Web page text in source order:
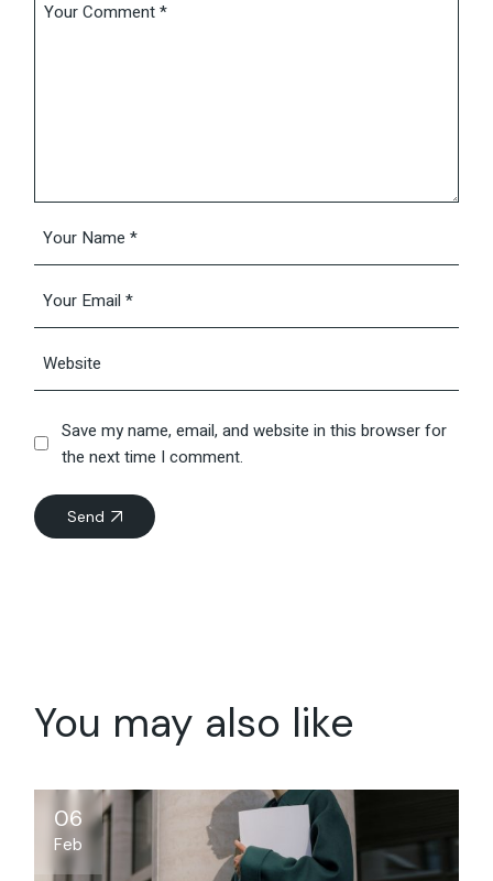
Save my name, email, and website in this browser for
the next time I comment.
Send
You may also like
06
Feb